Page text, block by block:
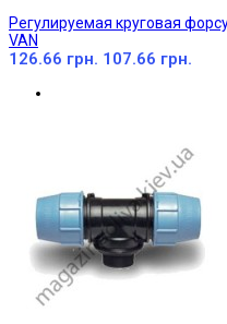
Регулируемая круговая
VAN
126.66 грн. 107.66 грн.